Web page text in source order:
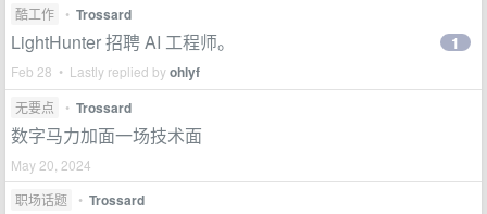
酷工作 • Trossard
LightHunter 招聘 AI 工程师。
Feb 28 • Lastly replied byohlyf
1
无要点 • Trossard
数字马力加面一场技术面
May 20, 2024
职场话题
• Trossard